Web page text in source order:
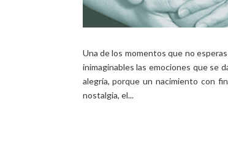
# Fragmento 1 #